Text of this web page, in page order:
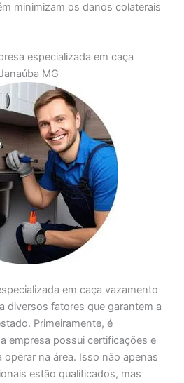
minimizam os danos colaterais
especializada em caça
MG
em caça vazamento
diversos fatores que garantem a
Primeiramente, é
empresa possui certificações e
operar na área. Isso não apenas
estão qualificados, mas